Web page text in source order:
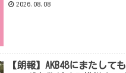
2026.08.08
【朗報】AKB48にまたして